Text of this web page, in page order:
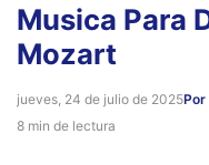
Musica Para
Mozart
jueves, 24 de julio de 2025Por
8 min de lectura